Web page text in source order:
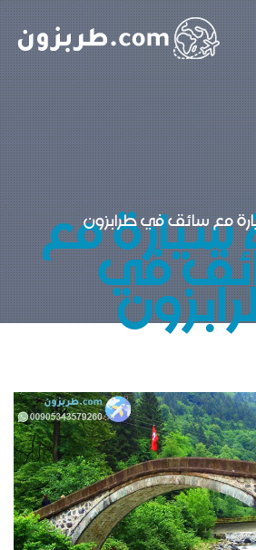
معفي
مع سائق في طرابزون